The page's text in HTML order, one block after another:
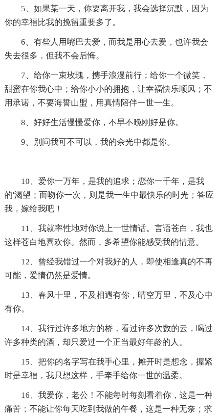
5、如果某一天，你要离开我，我会选择沉默，因为
你的幸福比我的挽留重要多了。
6、有些人用嘴巴去爱，而我是用心去爱，也许我会
失去很多，但我不会后悔。
7、给你一束玫瑰，携手浪漫前行；给你一个微笑，
甜蜜在你我心中；给你小小的拥抱，让幸福快乐顺风；不
用承诺，不要海誓山盟，用真情陪伴一世一生。
8、好好生活慢慢爱你，不早不晚刚好是你。
9、别问我可不可以，我的余光中都是你。
10、爱你一万年，是我的追求；恋你一千年，是我
的'渴望；而吻你一次，则是我一生中最快乐的时光；答应
我，嫁给我吧！
11、我就率性地对你说上一世情话。言语苍白，我也
这样苍白地喜欢你。然而，多希望你能感受我的情意。
12、曾经我错过一个对我好的人，即使相逢真的不再
可能，爱情仍然是爱情。
13、春风十里，不及相遇有你，晴空万里，不及心中
有你。
14、我行过许多地方的桥，看过许多次数的云，喝过
许多种类的酒，却只爱过一个正当最好年龄的人。
15、把你的名字写在我手心里，摊开时是想念，握紧
时是幸福，我只想这样，手牵手给你一世的温柔。
16、我爱你，老公！不能每时每刻看着你，这是一种
痛苦；不能让你每天吃到我做的午餐，这是一种无奈；求